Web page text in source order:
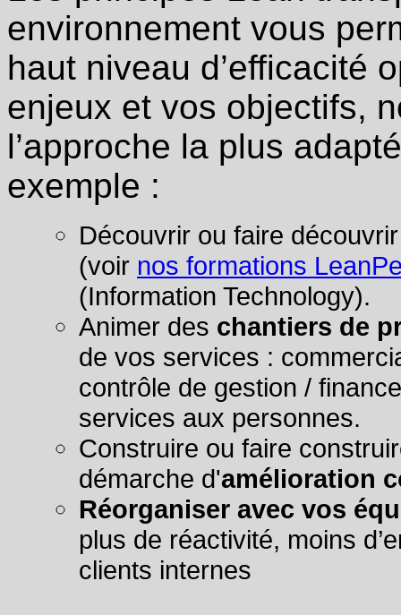
environnement vous
haut niveau d’efficacité
enjeux et vos objectifs,
l’approche la plus
exemple :
Découvrir ou faire
(voir nos formations
(Information Technology).
Animer des chantiers de
de vos services :
contrôle de gestion /
services aux personnes.
Construire ou faire
démarche d'amélioration
Réorganiser avec vos
plus de réactivité, moins
clients internes